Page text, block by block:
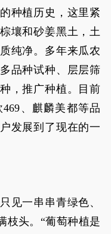
种植历史，这里紧
壤和砂姜黑土，土
纯净。多年来瓜农
品种试种、层层筛
，推广种植。目前
、麒麟美都等品
发展到了现在的一
见一串串青绿色、
枝头。“葡萄种植是